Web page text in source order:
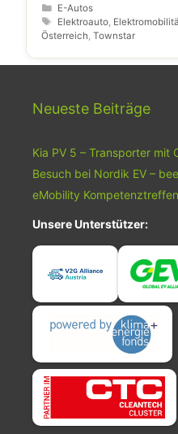
ausgeliefert. Die Pkw-
Elektrotransporters
Sitzplätzen, einem
von bis zu 2.500 Litern
Kategorien
E-Autos
Schlagwörter
Elektroauto
Österreich Townstar
Neueste Beiträge
Kia PV 5 – Transporter mit
Besuch bei Nordik EV –
eMobility
Unsere Unterstützer: